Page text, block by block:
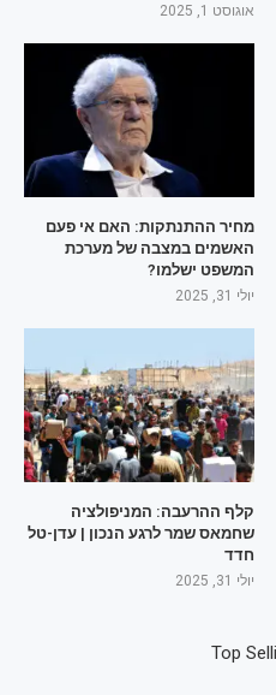
אוגוסט 1, 2025
מחיר ההתנתקות: האם אי פעם
האשמים במצבה של מערכת
המשפט ישלמו?
יולי 31, 2025
קלף ההרעבה: המניפולציה
שחמאס שמר לרגע הנכון | עדן-טל
חדד
יולי 31, 2025